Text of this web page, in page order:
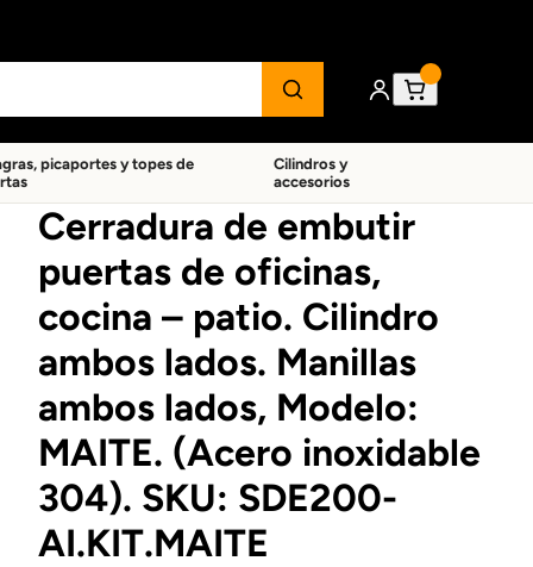
picaportes y topes de
Cilindros y
accesorios
Cerradura de embutir
puertas de oficinas,
cocina – patio. Cilindro
ambos lados. Manillas
ambos lados, Modelo:
MAITE. (Acero inoxidable
304). SKU: SDE200-
AI.KIT.MAITE